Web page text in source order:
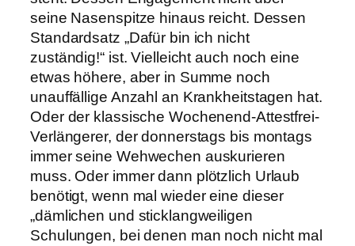
seine Nasenspitze hinaus reicht. Dessen
Standardsatz „Dafür bin ich nicht
zuständig!“ ist. Vielleicht auch noch eine
etwas höhere, aber in Summe noch
unauffällige Anzahl an Krankheitstagen hat.
Oder der klassische Wochenend-Attestfrei-
Verlängerer, der donnerstags bis montags
immer seine Wehwechen auskurieren
muss. Oder immer dann plötzlich Urlaub
benötigt, wenn mal wieder eine dieser
„dämlichen und sticklangweiligen
Schulungen, bei denen man noch nicht mal